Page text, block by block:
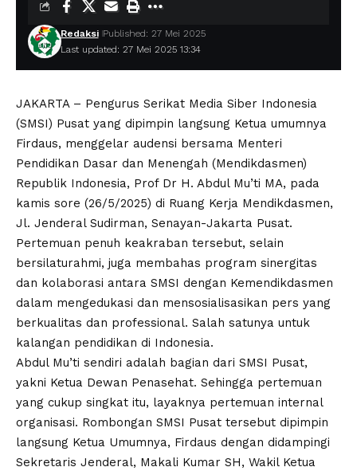
Last updated: 27 Mei 2025 13:34
Redaksi Published: 27 Mei 2025
JAKARTA – Pengurus Serikat Media Siber Indonesia
(SMSI) Pusat yang dipimpin langsung Ketua umumnya
Firdaus, menggelar audensi bersama Menteri
Pendidikan Dasar dan Menengah (Mendikdasmen)
Republik Indonesia, Prof Dr H. Abdul Mu’ti MA, pada
kamis sore (26/5/2025) di Ruang Kerja Mendikdasmen,
Jl. Jenderal Sudirman, Senayan-Jakarta Pusat.
Pertemuan penuh keakraban tersebut, selain
bersilaturahmi, juga membahas program sinergitas
dan kolaborasi antara SMSI dengan Kemendikdasmen
dalam mengedukasi dan mensosialisasikan pers yang
berkualitas dan professional. Salah satunya untuk
kalangan pendidikan di Indonesia.
Abdul Mu’ti sendiri adalah bagian dari SMSI Pusat,
yakni Ketua Dewan Penasehat. Sehingga pertemuan
yang cukup singkat itu, layaknya pertemuan internal
organisasi. Rombongan SMSI Pusat tersebut dipimpin
langsung Ketua Umumnya, Firdaus dengan didampingi
Sekretaris Jenderal, Makali Kumar SH, Wakil Ketua